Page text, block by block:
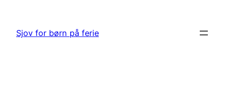
indhold
Sjov for børn på ferie